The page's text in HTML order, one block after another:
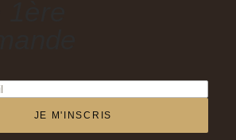
JE M'INSCRIS